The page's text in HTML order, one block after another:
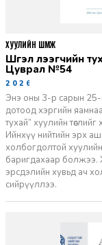
Шүгэл үлээгчийн тухай хуулийн төсөлд өгөх шүүмж -
Цуврал №54
2026-07-27
Энэ оны 3-р сарын 25-
дотоод хэргийн
тухай” хуулийн
Ийнхүү нийтийн эрх
холбогдолтой хуулийн
баригдахаар болжээ.
эрсдэлийн хувьд ач
сийрүүллээ.
ХУУЛИЙН ШҮҮМЖ